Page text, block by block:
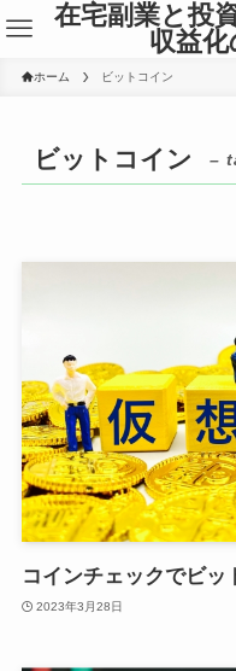
在宅副業と投
収益
ホーム ビットコイン
ビットコイン –
コインチェックでビ
2023年3月28日